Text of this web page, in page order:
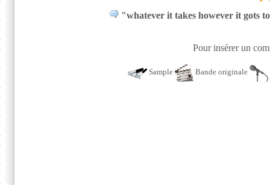
"whatever it takes however it gots
Pour insérer un
Sample Bande originale